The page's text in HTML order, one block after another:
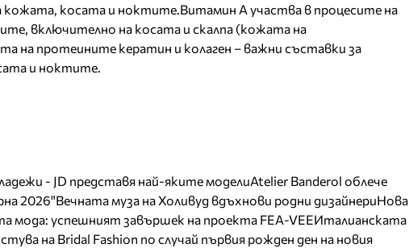
кожата, косата и ноктите.Витамин А участва в процесите на
включително на косата и скалпа (кожата на
на протеините кератин и колаген – важни съставки за
и ноктите.
- JD представя най-яките моделиAtelier Banderol облече
2026"Вечната муза на Холивуд вдъхнови родни дизайнериНова
мода: успешният завършек на проекта FEA-VEEИталианската
на Bridal Fashion по случай първия рожден ден на новия